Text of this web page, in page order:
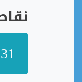
نقاط ZoyaRajpoot